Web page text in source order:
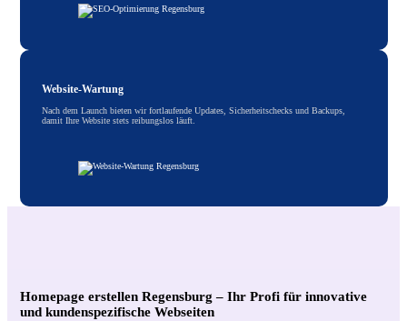
Website-Wartung
Nach dem Launch bieten wir fortlaufende Updates, Sicherheitschecks und Backups,
damit Ihre Website stets reibungslos läuft.
Homepage erstellen Regensburg – Ihr Profi für innovative
und kundenspezifische Webseiten